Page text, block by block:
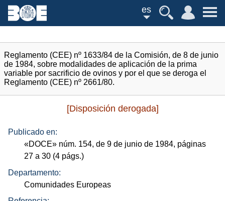
es
Reglamento (CEE) nº 1633/84 de la Comisión, de 8 de junio
de 1984, sobre modalidades de aplicación de la prima
variable por sacrificio de ovinos y por el que se deroga el
Reglamento (CEE) nº 2661/80.
[Disposición derogada]
Publicado en:
«DOCE» núm. 154, de 9 de junio de 1984, páginas
27 a 30 (4 págs.)
Departamento:
Comunidades Europeas